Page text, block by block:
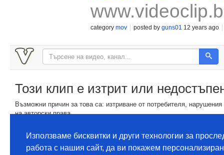
category mov posted by guns01 12 years ago